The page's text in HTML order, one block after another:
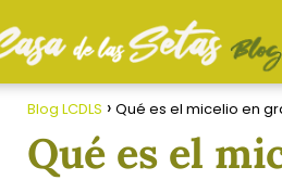
Blog LCDLS Qué es el micelio en
Qué es el